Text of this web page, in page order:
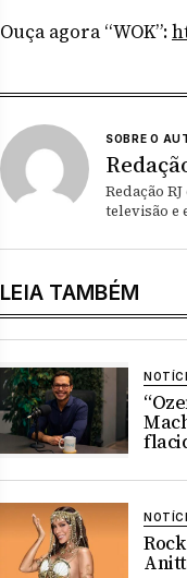
Ouça agora “WOK”:
SOBRE O
Redação
televisão e
LEIA TAMBÉM